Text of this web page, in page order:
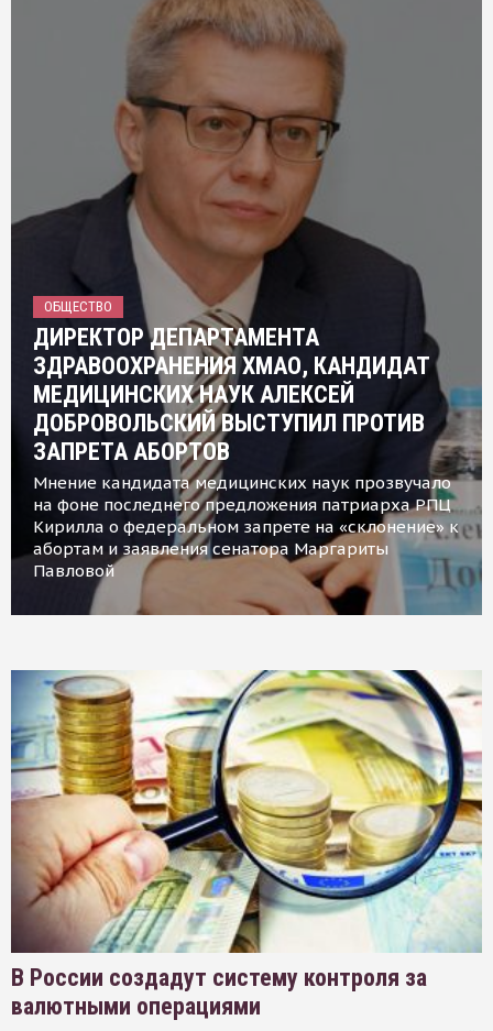
ОБЩЕСТВО
ДИРЕКТОР ДЕПАРТАМЕНТА
ЗДРАВООХРАНЕНИЯ ХМАО, КАНДИДАТ
МЕДИЦИНСКИХ НАУК АЛЕКСЕЙ
ДОБРОВОЛЬСКИЙ ВЫСТУПИЛ ПРОТИВ
ЗАПРЕТА АБОРТОВ
Мнение кандидата медицинских наук прозвучало
на фоне последнего предложения патриарха РПЦ
Кирилла о федеральном запрете на «склонение» к
абортам и заявления сенатора Маргариты
Павловой
В России создадут систему контроля за
валютными операциями